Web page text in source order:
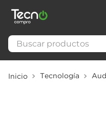
Buscar productos
Tecnología